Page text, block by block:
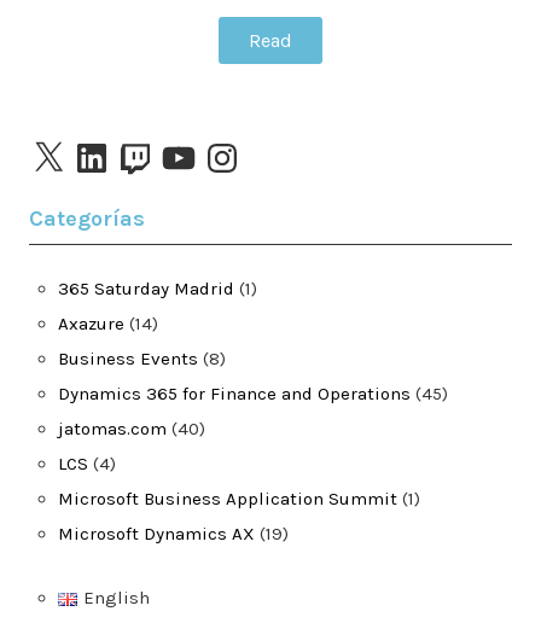
Read
X LinkedInTwitchYouTubeInstagram
Categorías
365 Saturday Madrid (1)
Axazure (14)
Business Events (8)
Dynamics 365 for Finance and Operations (45)
jatomas.com (40)
LCS (4)
Microsoft Business Application Summit (1)
Microsoft Dynamics AX (19)
English